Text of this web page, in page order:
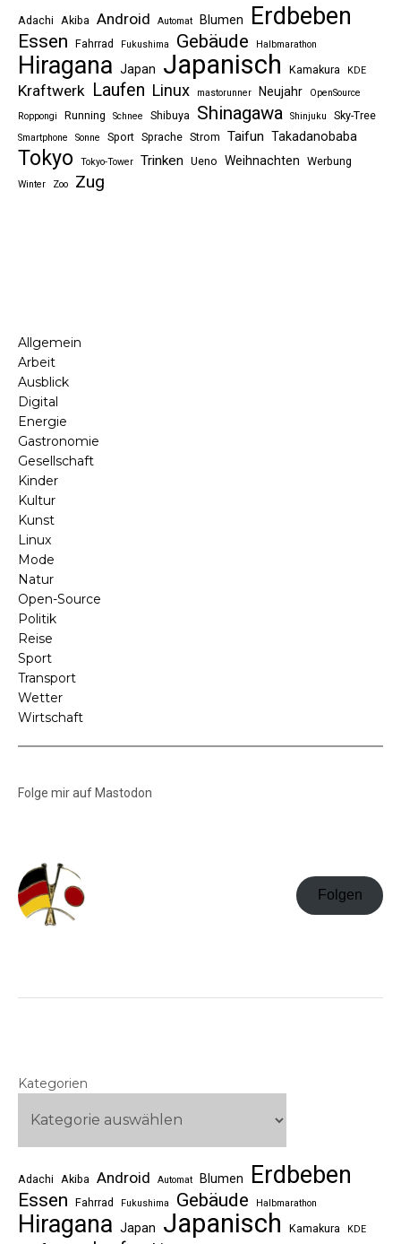
Adachi Akiba Android Automat Blumen Erdbeben
Essen Fahrrad Fukushima Gebäude Halbmarathon
Hiragana Japan Japanisch Kamakura KDE
Kraftwerk Laufen Linux mastorunner Neujahr
OpenSource
Roppongi
Running Schnee Shibuya Shinagawa Shinjuku Sky-Tree
Smartphone Sonne Sport Sprache Strom Taifun Takadanobaba
Tokyo Tokyo-Tower Trinken Ueno Weihnachten Werbung
Winter Zoo Zug
Allgemein
Arbeit
Ausblick
Digital
Energie
Gastronomie
Gesellschaft
Kinder
Kultur
Kunst
Linux
Mode
Natur
Open-Source
Politik
Reise
Sport
Transport
Wetter
Wirtschaft
Folge mir auf Mastodon
Folgen
Kategorien
Adachi Akiba Android Automat Blumen Erdbeben
Essen Fahrrad Fukushima Gebäude Halbmarathon
Hiragana Japan Japanisch Kamakura KDE